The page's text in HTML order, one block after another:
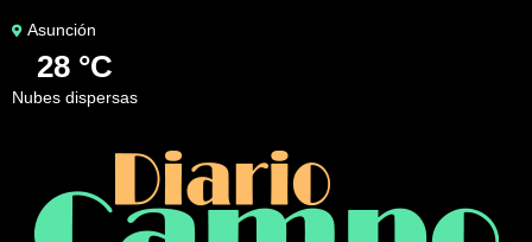
Asunción
28 °C
nubes dispersas